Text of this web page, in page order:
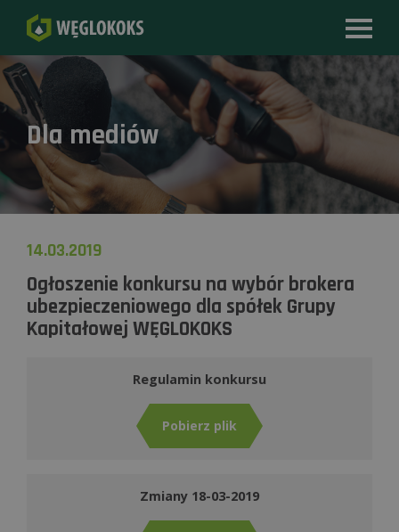
Dla mediów
14.03.2019
Ogłoszenie konkursu na wybór brokera
ubezpieczeniowego dla spółek Grupy
Kapitałowej WĘGLOKOKS
Regulamin konkursu
Pobierz plik
Zmiany 18-03-2019